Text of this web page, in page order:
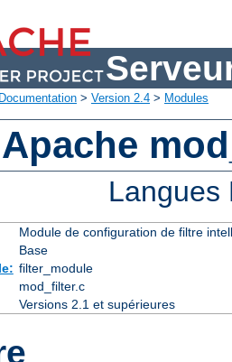
Documentation > Version 2.4 > Modules
Module de configuration de filtre
Base
filter_module
mod_filter.c
Versions 2.1 et supérieures